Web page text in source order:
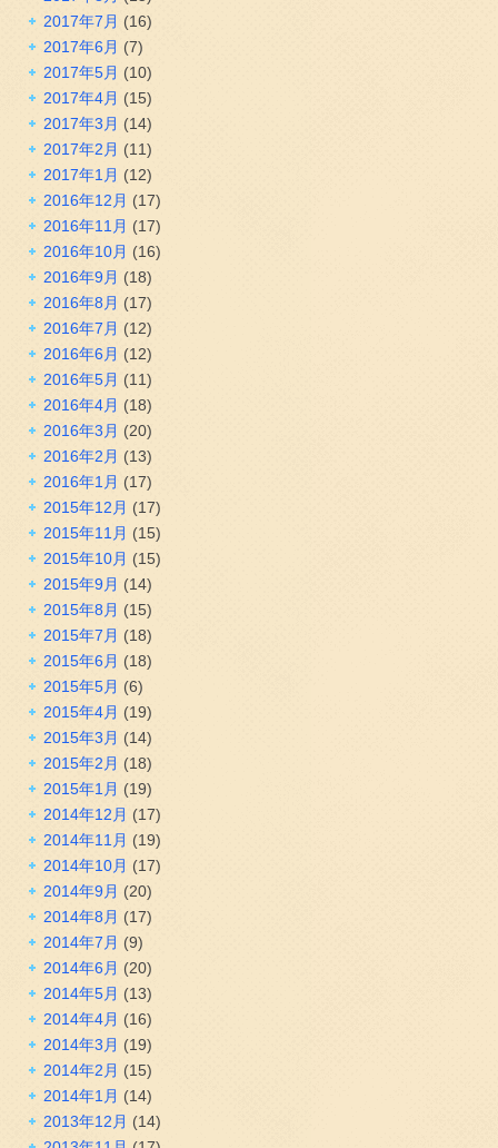
2017年7月 (16)
2017年6月 (7)
2017年5月 (10)
2017年4月 (15)
2017年3月 (14)
2017年2月 (11)
2017年1月 (12)
2016年12月 (17)
2016年11月 (17)
2016年10月 (16)
2016年9月 (18)
2016年8月 (17)
2016年7月 (12)
2016年6月 (12)
2016年5月 (11)
2016年4月 (18)
2016年3月 (20)
2016年2月 (13)
2016年1月 (17)
2015年12月 (17)
2015年11月 (15)
2015年10月 (15)
2015年9月 (14)
2015年8月 (15)
2015年7月 (18)
2015年6月 (18)
2015年5月 (6)
2015年4月 (19)
2015年3月 (14)
2015年2月 (18)
2015年1月 (19)
2014年12月 (17)
2014年11月 (19)
2014年10月 (17)
2014年9月 (20)
2014年8月 (17)
2014年7月 (9)
2014年6月 (20)
2014年5月 (13)
2014年4月 (16)
2014年3月 (19)
2014年2月 (15)
2014年1月 (14)
2013年12月 (14)